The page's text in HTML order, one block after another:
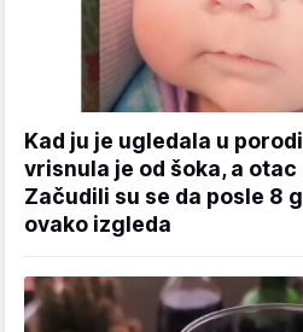
Kad ju je ugledala u
vrisnula je od šoka, a
Začudili su se da posle 8
ovako izgleda